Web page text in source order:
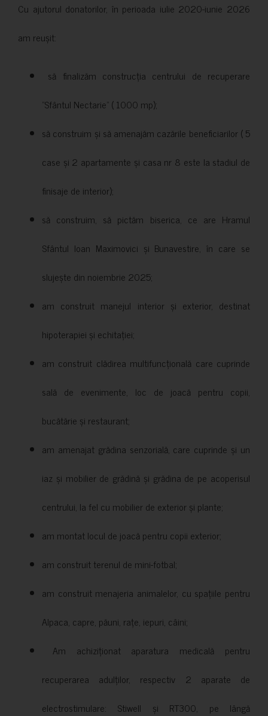
Cu ajutorul donatorilor, în perioada iulie 2020-iunie 2026
am reușit:
să finalizăm construcția centrului de recuperare
”Sfântul Nectarie” ( 1000 mp);
să construim și să amenajăm cazările beneficiarilor ( 5
case și 2 apartamente și casa nr 8 este la stadiul de
finisaje de interior);
să construim, să pictăm biserica, ce are Hramul
Sfântul Ioan Maximovici și Bunavestire, în care se
slujește din noiembrie 2025;
am construit manejul interior și exterior, destinat
hipoterapiei și echitației;
am construit clădirea multifuncțională care cuprinde
sală de evenimente, loc de joacă pentru copii,
bucătărie și restaurant;
am amenajat grădina senzorială, care cuprinde și un
iaz și mobilier de grădină și grădina de pe acoperisul
centrului, la fel cu mobilier de exterior și plante;
am montat locul de joacă pentru copii exterior;
am construit terenul de mini-fotbal;
am construit menajeria animalelor, cu spațiile pentru
Alpaca, capre, păuni, rațe, iepuri, câini;
Am achiziționat aparatura medicală pentru
recuperarea adulților, respectiv 2 aparate de
electrostimulare: Stiwell și RT300, pe lângă